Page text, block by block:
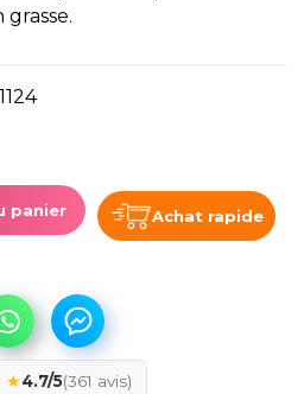
panier Achat rapide
★4.7/5(361 avis)